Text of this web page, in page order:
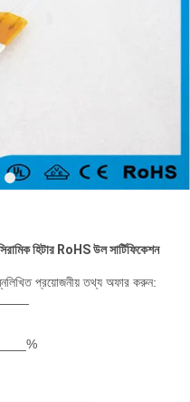
হিটার RoHS উল সার্টিফিকেশন
প্রয়োজনীয় তথ্য অফার করুন: